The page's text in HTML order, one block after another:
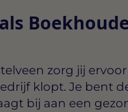
zorg jij
klopt. Je bent
bij aan een